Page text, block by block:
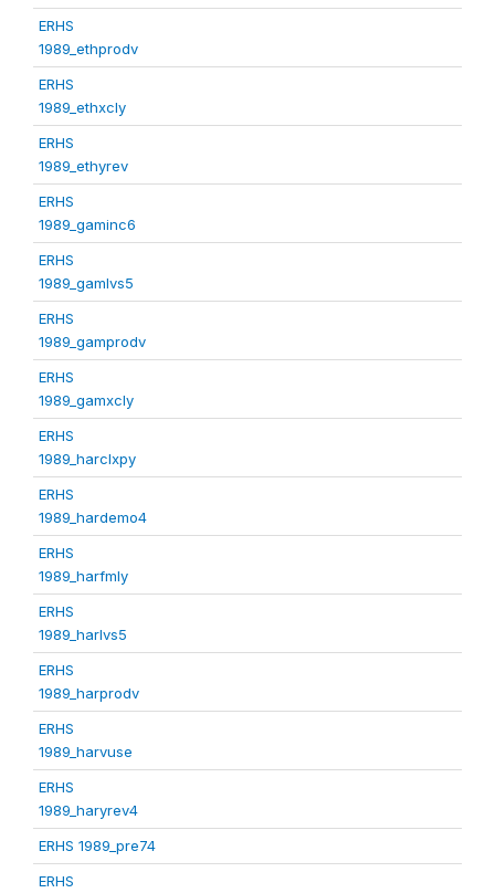
ERHS
1989_ethprodv
ERHS
1989_ethxcly
ERHS
1989_ethyrev
ERHS
1989_gaminc6
ERHS
1989_gamlvs5
ERHS
1989_gamprodv
ERHS
1989_gamxcly
ERHS
1989_harclxpy
ERHS
1989_hardemo4
ERHS
1989_harfmly
ERHS
1989_harlvs5
ERHS
1989_harprodv
ERHS
1989_harvuse
ERHS
1989_haryrev4
ERHS 1989_pre74
ERHS